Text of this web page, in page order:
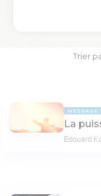
Trier
MESSAGE
La
Edouard